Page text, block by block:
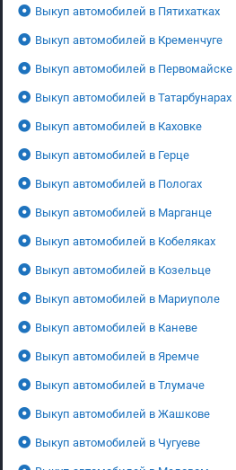
Выкуп автомобилей в Пятихатках
Выкуп автомобилей в Кременчуге
Выкуп автомобилей в Первомайске
Выкуп автомобилей в Татарбунарах
Выкуп автомобилей в Каховке
Выкуп автомобилей в Герце
Выкуп автомобилей в Пологах
Выкуп автомобилей в Марганце
Выкуп автомобилей в Кобеляках
Выкуп автомобилей в Козельце
Выкуп автомобилей в Мариуполе
Выкуп автомобилей в Каневе
Выкуп автомобилей в Яремче
Выкуп автомобилей в Тлумаче
Выкуп автомобилей в Жашкове
Выкуп автомобилей в Чугуеве